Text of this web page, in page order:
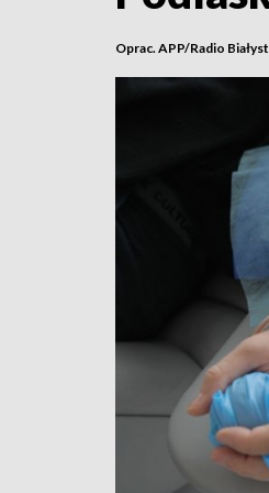
Oprac. APP/Radio